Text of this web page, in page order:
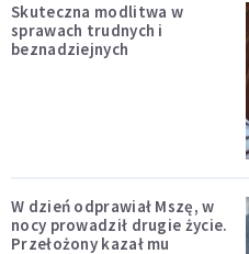
Skuteczna modlitwa w
sprawach trudnych i
beznadziejnych
W dzień odprawiał Mszę, w
nocy prowadził drugie życie.
Przełożony kazał mu